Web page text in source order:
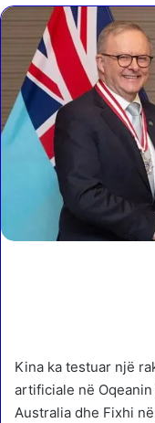
Kina ka testuar një
artificiale në
Australia dhe Fixhi